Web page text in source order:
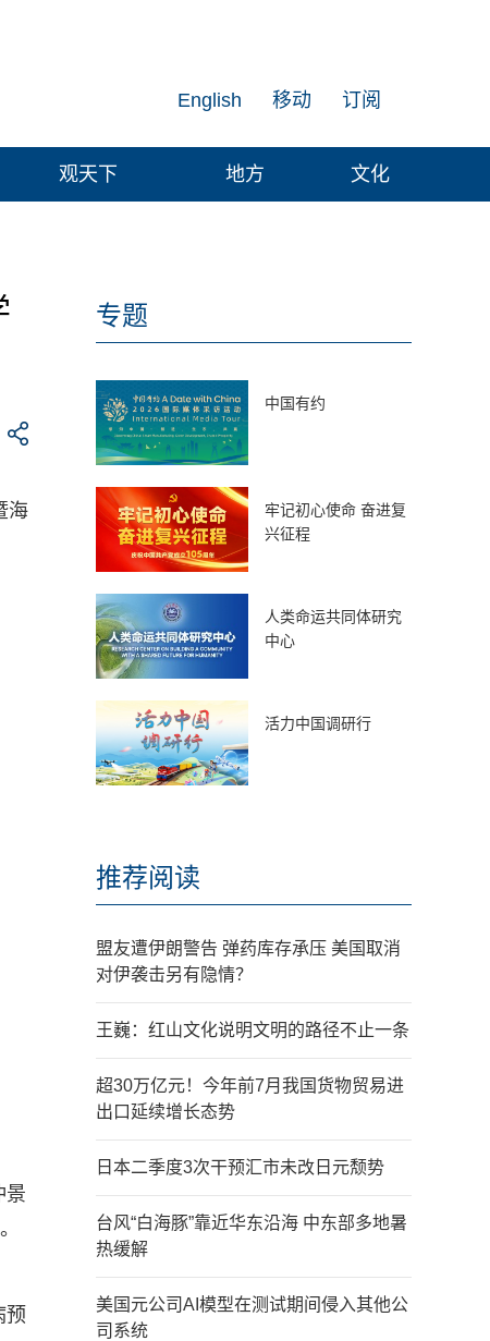
订阅
移动
English
观天下 地方 文化
海
景
预
专题
中国有约
牢记初心使命 奋进复
兴征程
人类命运共同体研究
中心
活力中国调研行
推荐阅读
盟友遭伊朗警告 弹药库存承压 美国取消
对伊袭击另有隐情？
王巍：红山文化说明文明的路径不止一条
超30万亿元！今年前7月我国货物贸易进
出口延续增长态势
日本二季度3次干预汇市未改日元颓势
台风“白海豚”靠近华东沿海 中东部多地暑
热缓解
美国元公司AI模型在测试期间侵入其他公
司系统